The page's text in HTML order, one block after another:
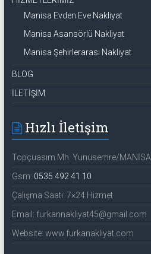
Manisa Evden Eve Nakliyat
Manisa Asansörlü Nakliyat
Manisa Şehirlerarası Nakliyat
BLOG
İLETİŞİM
Hızlı İletişim
Topçuasım Mh. Yunusemre/MANİSA
Gsm: 0535 492 41 10
Çalışma Saati: 7×24 Hizmet
Email: furkannakliyat45@gmail.com
Website: www.furkanakliyat.com